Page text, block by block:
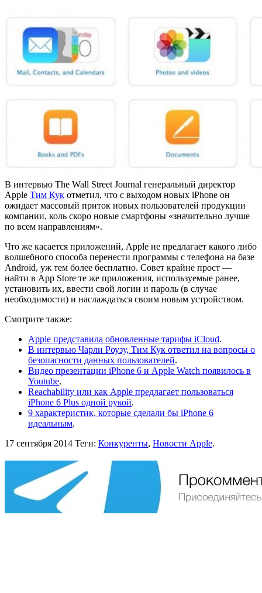
В интервью The Wall Street Journal генеральный директор
Apple Тим Кук отметил, что с выходом новых iPhone он
ожидает массовый приток новых пользователей продукции
компании, коль скоро новые смартфоны «значительно лучше
по всем направлениям».
Что же касается приложений, Apple не предлагает какого либо
волшебного способа перенести программы с телефона на базе
Android, уж тем более бесплатно. Совет крайне прост —
найти в App Store те же приложения, используемые ранее,
установить их, ввести свой логин и пароль (в случае
необходимости) и наслаждаться своим новым устройством.
Смотрите также:
Apple представила обновленные тарифы iCloud.
В интервью Чарли Роузу, Тим Кук ответил на вопросы о
безопасности данных пользователей.
Видео презентации iPhone 6 и Apple Watch появилось в
Youtube.
Reachability или как Apple предлагает пользоваться
iPhone 6 Plus одной рукой.
9 характеристик, которые сделали бы iPhone 6
идеальным.
17 сентября 2014 Теги: Конкуренты, Новости Apple.